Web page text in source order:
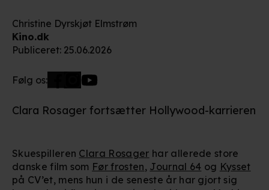
Christine Dyrskjøt Elmstrøm
Kino.dk
Publiceret: 25.06.2026
Følg os:
Clara Rosager fortsætter Hollywood-karrieren
Skuespilleren Clara Rosager har allerede store
danske film som Før frosten, Journal 64 og Kysset
på CV’et, mens hun i de seneste år har gjort sig